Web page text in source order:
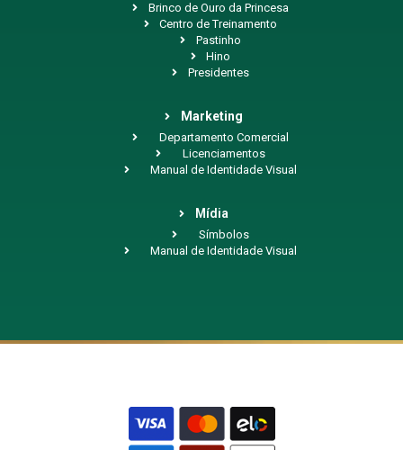
Brinco de Ouro da Princesa
Centro de Treinamento
Pastinho
Hino
Presidentes
Marketing
Departamento Comercial
Licenciamentos
Manual de Identidade Visual
Mídia
Símbolos
Manual de Identidade Visual